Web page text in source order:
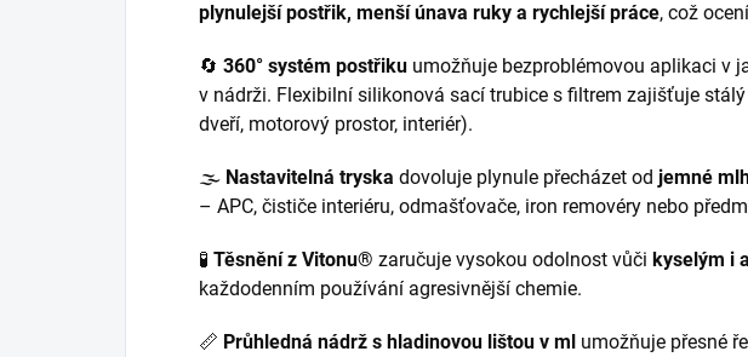
plynulejší postřik, menší únava ruky a rychlejší práce, což
🔄 360° systém postřiku umožňuje bezproblémovou aplikaci v
v nádrži. Flexibilní silikonová sací trubice s filtrem zajišťuje
dveří, motorový prostor, interiér).
🌫️ Nastavitelná tryska dovoluje plynule přecházet od jemné
– APC, čističe interiéru, odmašťovače, iron removéry nebo
🧪 Těsnění z Vitonu® zaručuje vysokou odolnost vůči kyselým i
každodenním používání agresivnější chemie.
📏 Průhledná nádrž s hladinovou lištou v ml umožňuje přesné